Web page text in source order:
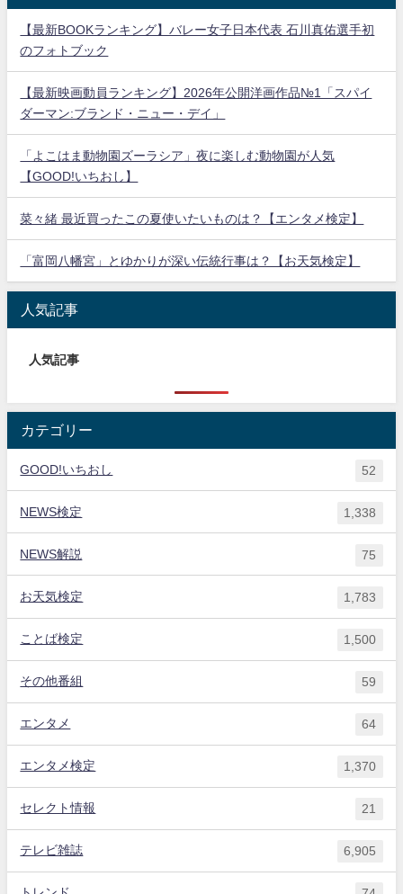
【最新BOOKランキング】バレー女子日本代表 石川真佑選手初
のフォトブック
【最新映画動員ランキング】2026年公開洋画作品№1「スパイ
ダーマン:ブランド・ニュー・デイ」
「よこはま動物園ズーラシア」夜に楽しむ動物園が人気
【GOOD!いちおし】
菜々緒 最近買ったこの夏使いたいものは？【エンタメ検定】
「富岡八幡宮」とゆかりが深い伝統行事は？【お天気検定】
人気記事
人気記事
カテゴリー
GOOD!いちおし 52
NEWS検定 1,338
NEWS解説 75
お天気検定 1,783
ことば検定 1,500
その他番組 59
エンタメ 64
エンタメ検定 1,370
セレクト情報 21
テレビ雑誌 6,905